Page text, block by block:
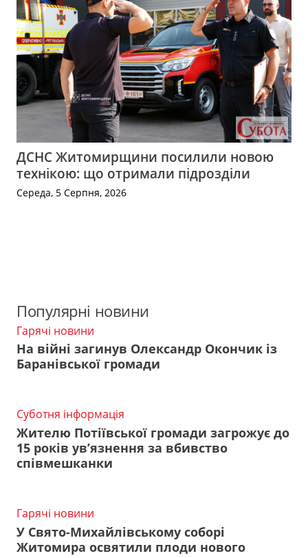
ДСНС Житомирщини посилили новою
технікою: що отримали підрозділи
Середа, 5 Серпня, 2026
Популярні новини
Гарячі новини
На війні загинув Олександр Окончик із
Баранівської громади
Суботня інформація
Жителю Потіївської громади загрожує до
15 років ув’язнення за вбивство
співмешканки
Гарячі новини
У Свято-Михайлівському соборі
Житомира освятили плоди нового